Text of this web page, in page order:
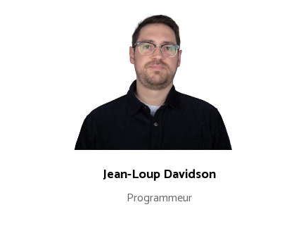
Jean-Loup Davidson
Programmeur